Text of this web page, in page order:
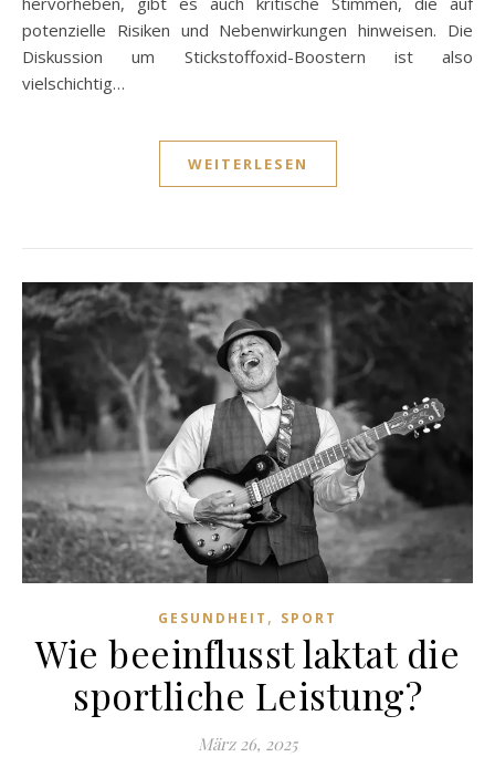
potenzielle Risiken und Nebenwirkungen hinweisen. Die
Diskussion um Stickstoffoxid-Boostern ist also
vielschichtig…
WEITERLESEN
GESUNDHEIT , SPORT
Wie beeinflusst laktat die
sportliche Leistung?
März 26, 2025